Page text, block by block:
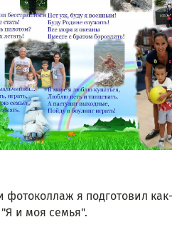
фотоколлаж я подготовил
и моя семья".